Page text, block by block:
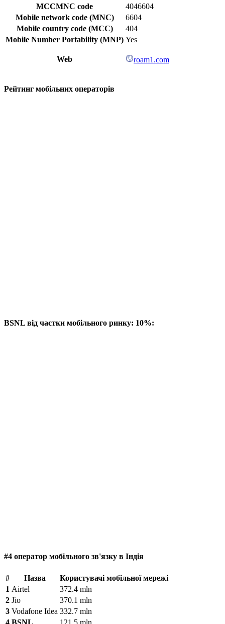
MCCMNC code
4046604
Mobile network code (MNC)
6604
Mobile country code (MCC)
404
Mobile Number Portability (MNP) Yes
Web roam1.com
Рейтинг мобільних операторів
BSNL від частки мобільного ринку: 10%:
#4 оператор мобільного зв'язку в Індія
# Назва
Користувачі мобільної мережі
1 Airtel
372.4 mln
2 Jio
370.1 mln
3 Vodafone Idea 332.7 mln
4 BSNL 121.5 mln